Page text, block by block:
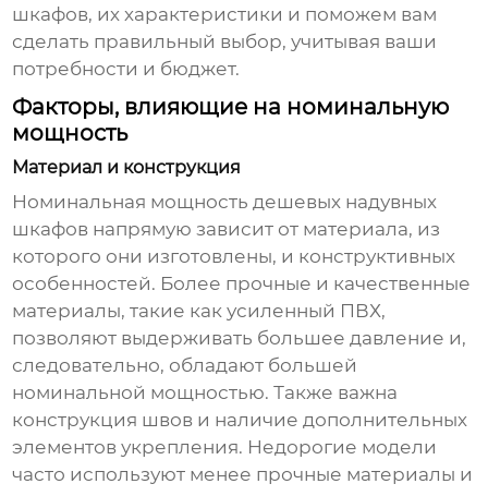
шкафов, их характеристики и поможем вам
сделать правильный выбор, учитывая ваши
потребности и бюджет.
Факторы, влияющие на номинальную
мощность
Материал и конструкция
Номинальная мощностьдешевых надувных
шкафов напрямую зависит от материала, из
которого они изготовлены, и конструктивных
особенностей. Более прочные и качественные
материалы, такие как усиленный ПВХ,
позволяют выдерживать большее давление и,
следовательно, обладают большей
номинальной мощностью. Также важна
конструкция швов и наличие дополнительных
элементов укрепления. Недорогие модели
часто используют менее прочные материалы и